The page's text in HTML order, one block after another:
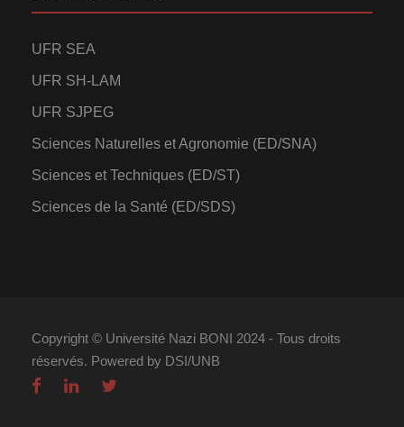
UFR SEA
UFR SH-LAM
UFR SJPEG
Sciences Naturelles et Agronomie (ED/SNA)
Sciences et Techniques (ED/ST)
Sciences de la Santé (ED/SDS)
Copyright © Université Nazi BONI 2024 - Tous droits
réservés. Powered by DSI/UNB